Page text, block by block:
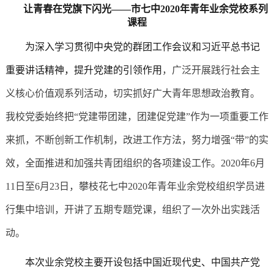
让青春在党旗下闪光——市七中2020年青年业余党校系列
课程
为深入学习贯彻中央党的群团工作会议和习近平总书记
重要讲话精神，提升党建的引领作用 ，广泛开展践行社会主
义核心价值观系列活动，切实抓好广大青年思想政治教育。
我校党委始终把“党建带团建，团建促党建”作为一项重要工作
来抓，不断创新工作机制，改进工作方法，努力增强“带”的实
效，全面推进和加强共青团组织的各项建设工作。2020年6月
11日至6月23日，攀枝花七中2020年青年业余党校组织学员进
行集中培训，开讲了五期专题党课，组织了一次外出实践活
动。
本次业余党校主要开设包括中国近现代史、中国共产党